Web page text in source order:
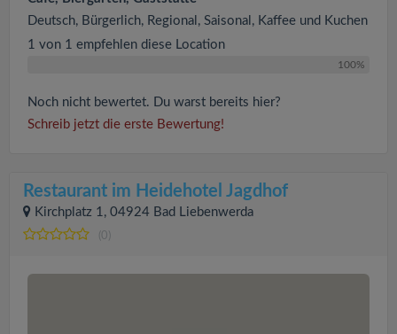
Deutsch, Bürgerlich, Regional, Saisonal, Kaffee und Kuchen
1 von 1 empfehlen diese Location
100%
Noch nicht bewertet. Du warst bereits hier?
Schreib jetzt die erste Bewertung!
Restaurant im Heidehotel Jagdhof
Kirchplatz 1, 04924 Bad Liebenwerda
(0)